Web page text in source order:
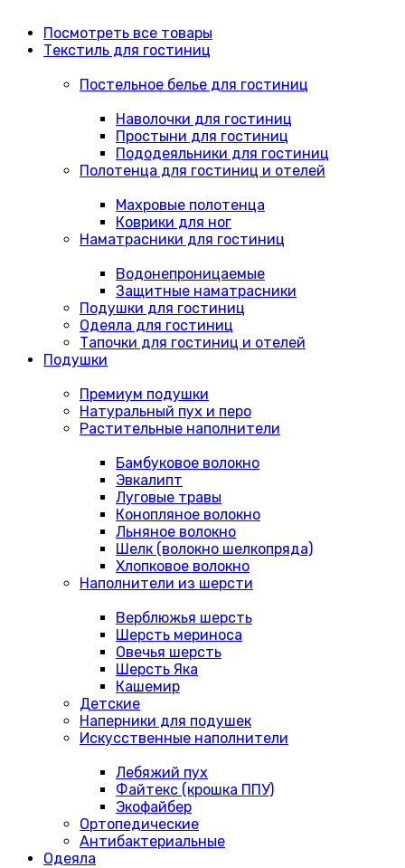
Посмотреть все товары
Текстиль для гостиниц
Постельное белье для гостиниц
Наволочки для гостиниц
Простыни для гостиниц
Пододеяльники для гостиниц
Полотенца для гостиниц и отелей
Махровые полотенца
Коврики для ног
Наматрасники для гостиниц
Водонепроницаемые
Защитные наматрасники
Подушки для гостиниц
Одеяла для гостиниц
Тапочки для гостиниц и отелей
Подушки
Премиум подушки
Натуральный пух и перо
Растительные наполнители
Бамбуковое волокно
Эвкалипт
Луговые травы
Конопляное волокно
Льняное волокно
Шелк (волокно шелкопряда)
Хлопковое волокно
Наполнители из шерсти
Верблюжья шерсть
Шерсть мериноса
Овечья шерсть
Шерсть Яка
Кашемир
Детские
Наперники для подушек
Искусственные наполнители
Лебяжий пух
Файтекс (крошка ППУ)
Экофайбер
Ортопедические
Антибактериальные
Одеяла